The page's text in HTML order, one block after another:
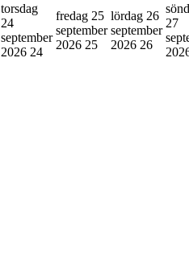
torsdag
24
september
2026 24
fredag 25
september
2026 25
lördag 26
september
2026 26
27